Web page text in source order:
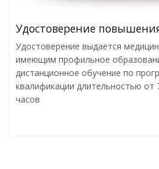
Удостоверение
Удостоверение выдается
имеющим профильное
дистанционное обучение по
квалификации длительностью от
часов